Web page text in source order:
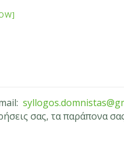
mail:
σας, τα παράπονα